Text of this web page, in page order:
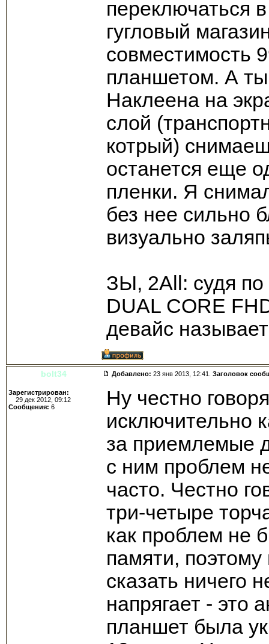
переключаться в
гугловый
совместимость
планшетом. А
Наклеена на
слой
котрый)
останется еще
пленки. Я
без нее сильно
визуально
ЗЫ, 2All: судя по
DUAL CORE
девайс
bolt34 Добавлено: 23 янв 2013, 12:41. Заголовок
Зарегистрирован:
29 дек 2012, 09:12
Сообщения: 6
Ну честно
исключительно
за приемлемые
с ним проблем
часто. Честно
три-четыре
как проблем не
памяти, поэтому
сказать ничего
напрягает - это
планшет была